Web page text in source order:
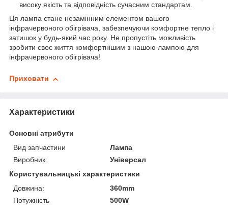
високу якість та відповідність сучасним стандартам.
Ця лампа стане незамінним елементом вашого
інфрачервоного обігрівача, забезпечуючи комфортне тепло і
затишок у будь-який час року. Не пропустіть можливість
зробити своє життя комфортнішим з нашою лампою для
інфрачервоного обігрівача!
Приховати
Характеристики
Основні атрибути
Вид запчастини
Лампа
Виробник
Універсал
Користувальницькі характеристики
Довжина:
360mm
Потужність
500W